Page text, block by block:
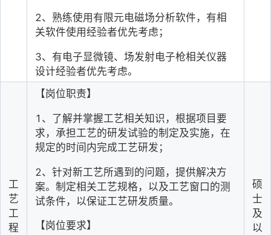
2、熟练使用有限元电磁场分析软件，有相
关软件使用经验者优先考虑；
3、有电子显微镜、场发射电子枪相关仪器
设计经验者优先考虑。
工
艺
工
程
【岗位职责】
1 、了解并掌握工艺相关知识，根据项目要
求，承担工艺的研发试验的制定及实施，在
规定的时间内完成工艺研发；
2、针对新工艺所遇到的问题，提供解决方
案。制定相关工艺规格，以及工艺窗口的测
试条件，以保证工艺研发质量。
【岗位要求】
硕
士
及
以